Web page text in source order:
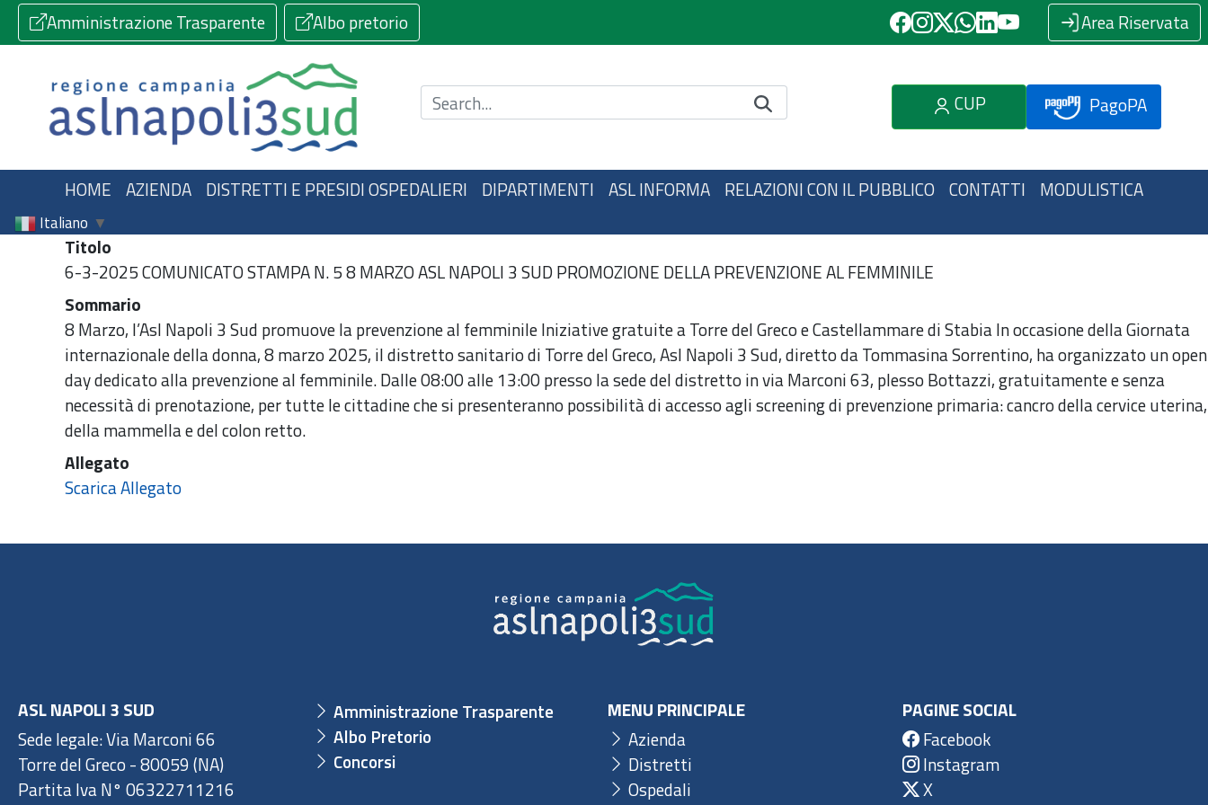
Amministrazione Trasparente Albo pretorio Area Riservata
Cerca nel sito CUP PagoPA
HOME AZIENDA DISTRETTI E PRESIDI OSPEDALIERI DIPARTIMENTI ASL INFORMA RELAZIONI CON IL PUBBLICO CONTATTI MODULISTICA
Italiano ▼
Titolo
6-3-2025 COMUNICATO STAMPA N. 5 8 MARZO ASL NAPOLI 3 SUD PROMOZIONE DELLA PREVENZIONE AL FEMMINILE
Sommario
8 Marzo, l’Asl Napoli 3 Sud promuove la prevenzione al femminile Iniziative gratuite a Torre del Greco e Castellammare di Stabia In occasione della Giornata
internazionale della donna, 8 marzo 2025, il distretto sanitario di Torre del Greco, Asl Napoli 3 Sud, diretto da Tommasina Sorrentino, ha organizzato un open
day dedicato alla prevenzione al femminile. Dalle 08:00 alle 13:00 presso la sede del distretto in via Marconi 63, plesso Bottazzi, gratuitamente e senza
necessità di prenotazione, per tutte le cittadine che si presenteranno possibilità di accesso agli screening di prevenzione primaria: cancro della cervice uterina,
della mammella e del colon retto.
Allegato
Scarica Allegato
ASL NAPOLI 3 SUD
Sede legale: Via Marconi 66
Torre del Greco - 80059 (NA)
Partita Iva N° 06322711216
Amministrazione Trasparente
Albo Pretorio
Concorsi
MENU PRINCIPALE
Azienda
Distretti
Ospedali
PAGINE SOCIAL
Facebook
Instagram
X